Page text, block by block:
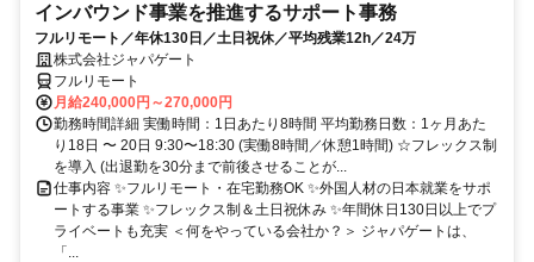
インバウンド事業を推進するサポート事務
フルリモート／年休130日／土日祝休／平均残業12h／24万
株式会社ジャパゲート
フルリモート
月給240,000円～270,000円
勤務時間詳細 実働時間：1日あたり8時間 平均勤務日数：1ヶ月あた
り18日 〜 20日 9:30〜18:30 (実働8時間／休憩1時間) ☆フレックス制
を導入 (出退勤を30分まで前後させることが...
仕事内容 ✨フルリモート・在宅勤務OK ✨外国人材の日本就業をサポ
ートする事業 ✨フレックス制＆土日祝休み ✨年間休日130日以上でプ
ライベートも充実 ＜何をやっている会社か？＞ ジャパゲートは、
「...